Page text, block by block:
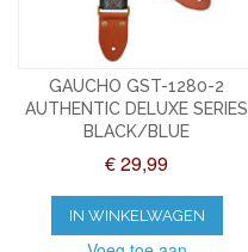
GAUCHO GST-1280-2
AUTHENTIC DELUXE SERIES
BLACK/BLUE
€ 29,99
IN WINKELWAGEN